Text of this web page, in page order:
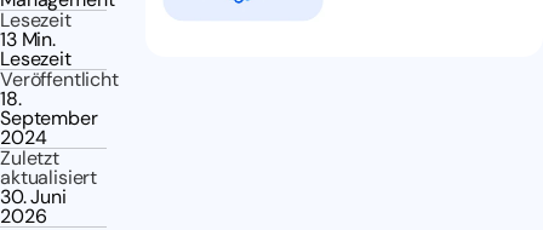
Lesezeit
13 Min.
Lesezeit
Veröffentlicht
18.
September
2024
Zuletzt
aktualisiert
30. Juni
2026